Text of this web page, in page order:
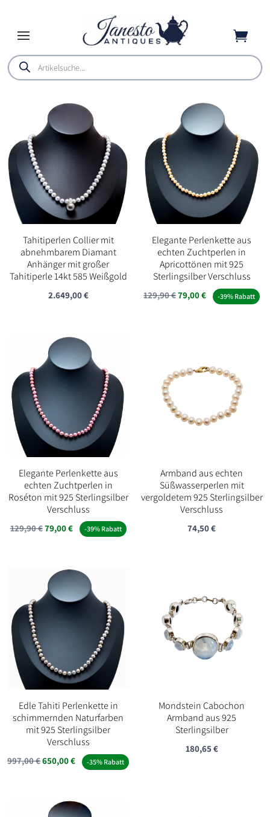

Products
search
Tahitiperlen Collier mit
abnehmbarem Diamant
Anhänger mit großer
Tahitiperle 14kt 585 Weißgold
2.649,00€
Elegante Perlenkette aus
echten Zuchtperlen in
Apricottönen mit 925
Sterlingsilber Verschluss
129,90€Ursprünglicher
79,00€Aktueller
-39% Rabatt
Elegante Perlenkette aus
echten Zuchtperlen in
Roséton mit 925 Sterlingsilber
Verschluss
129,90€Ursprünglicher
129,90 €
79,00€Aktueller
79,00 €.
-39% Rabatt
Armband aus echten
Süßwasserperlen mit
vergoldetem 925 Sterlingsilber
Verschluss
74,50€
Edle Tahiti Perlenkette in
schimmernden Naturfarben
mit 925 Sterlingsilber
Verschluss
997,00€Ursprünglicher
997,00 €
650,00€Aktueller
650,00 €.
-35% Rabatt
Mondstein Cabochon
Armband aus 925
Sterlingsilber
180,65 €